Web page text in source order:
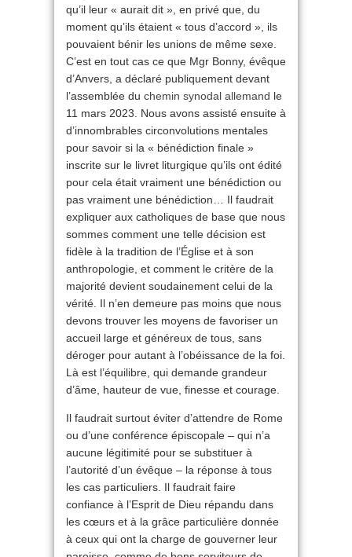
qu’il leur « aurait dit », en privé que, du
moment qu’ils étaient « tous d’accord », ils
pouvaient bénir les unions de même sexe.
C’est en tout cas ce que Mgr Bonny, évêque
d’Anvers, a déclaré publiquement devant
l’assemblée du chemin synodal allemand le
11 mars 2023. Nous avons assisté ensuite à
d’innombrables circonvolutions mentales
pour savoir si la « bénédiction finale »
inscrite sur le livret liturgique qu’ils ont édité
pour cela était vraiment une bénédiction ou
pas vraiment une bénédiction… Il faudrait
expliquer aux catholiques de base que nous
sommes comment une telle décision est
fidèle à la tradition de l’Église et à son
anthropologie, et comment le critère de la
majorité devient soudainement celui de la
vérité. Il n’en demeure pas moins que nous
devons trouver les moyens de favoriser un
accueil large et généreux de tous, sans
déroger pour autant à l’obéissance de la foi.
Là est l’équilibre, qui demande grandeur
d’âme, hauteur de vue, finesse et courage.
Il faudrait surtout éviter d’attendre de Rome
ou d’une conférence épiscopale – qui n’a
aucune légitimité pour se substituer à
l’autorité d’un évêque – la réponse à tous
les cas particuliers. Il faudrait faire
confiance à l’Esprit de Dieu répandu dans
les cœurs et à la grâce particulière donnée
à ceux qui ont la charge de gouverner leur